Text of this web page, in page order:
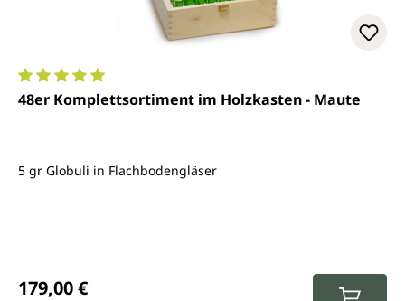
Durchschnittliche Bewertung von 5 von 5 Sternen
48er Komplettsortiment im Holzkasten - Maute
5 gr Globuli in Flachbodengläser
179,00 €